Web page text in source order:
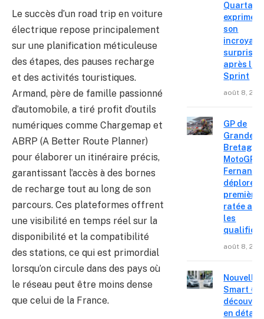
Le succès d’un road trip en voiture
électrique repose principalement
sur une planification méticuleuse
des étapes, des pauses recharge
et des activités touristiques.
Armand, père de famille passionné
d’automobile, a tiré profit d’outils
numériques comme Chargemap et
ABRP (A Better Route Planner)
pour élaborer un itinéraire précis,
garantissant l’accès à des bornes
de recharge tout au long de son
parcours. Ces plateformes offrent
une visibilité en temps réel sur la
disponibilité et la compatibilité
des stations, ce qui est primordial
lorsqu’on circule dans des pays où
le réseau peut être moins dense
que celui de la France.
exprime
son
surprise
après le
Sprint
août 8,
GP de
Grande-
Bretagne
MotoGP :
déplore
première
ratée
les
août 8,
Nouvelle
Smart #2
en détail